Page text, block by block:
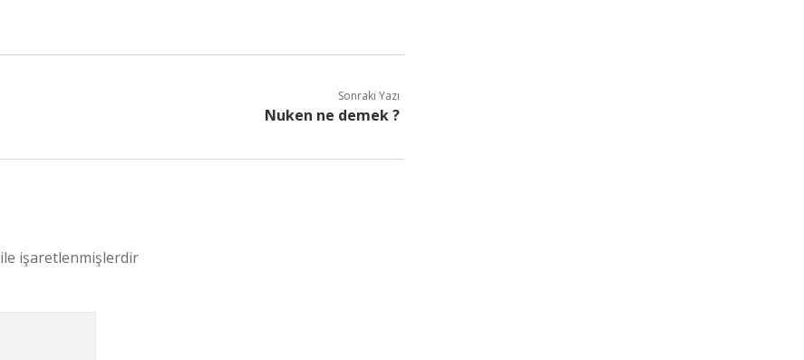
Sonraki Yazı
Nuken ne demek ?
ile işaretlenmişlerdir